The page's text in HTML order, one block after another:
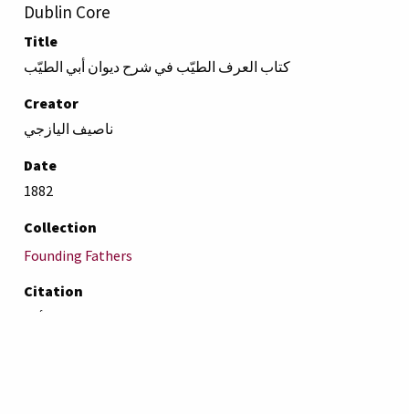
Dublin Core
Title
كتاب العرف الطيّب في شرح ديوان أبي الطيّب
Creator
ناصيف اليازجي
Date
1882
Collection
Founding Fathers
Citation